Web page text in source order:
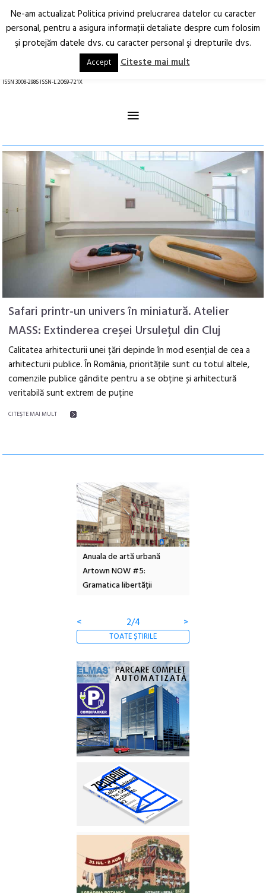
Arhitectură.
Oraș.
RO EN
ISSN 3008-2986 ISSN-L 2069-721X
≡
Safari printr-un univers în miniatură. Atelier
MASS: Extinderea creșei Ursulețul din Cluj
Calitatea arhitecturii unei țări depinde în mod esențial de cea a
arhitecturii publice. În România, priorităţile sunt cu totul altele,
comenzile publice gândite pentru a se obține și arhitectură
veritabilă sunt extrem de puține
CITEŞTE MAI MULT
Anuala de artă urbană
Artown NOW #5:
Gramatica libertății
< 2/4 >
TOATE ȘTIRILE
Ne-am actualizat Politica privind prelucrarea datelor cu caracter
personal, pentru a asigura informaţii detaliate despre cum folosim
şi protejăm datele dvs. cu caracter personal şi drepturile dvs.
Accept Citeste mai mult